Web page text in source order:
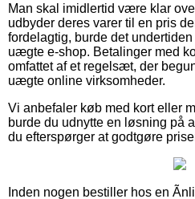
Man skal imidlertid være klar
udbyder deres varer til en pris
fordelagtig, burde det
uægte e-shop. Betalinger med
omfattet af et regelsæt, der
uægte online virksomheder.
Vi anbefaler køb med kort eller
burde du udnytte en løsning på
du efterspørger at godtgøre
Inden nogen bestiller hos en